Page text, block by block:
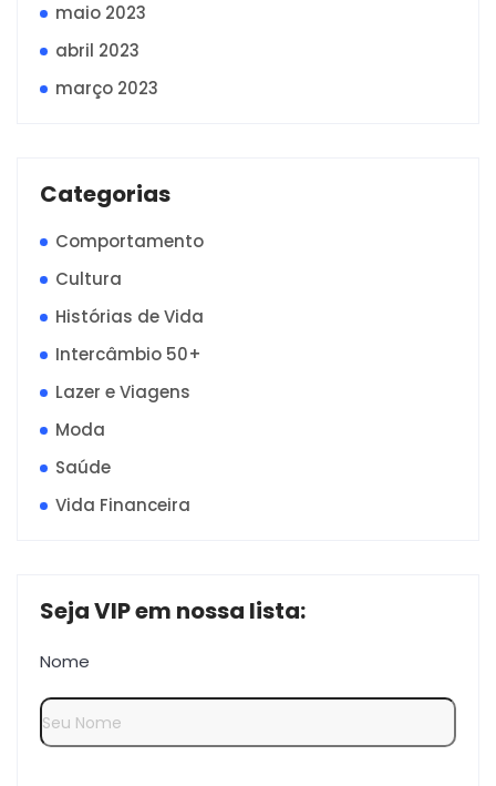
maio 2023
abril 2023
março 2023
Categorias
Comportamento
Cultura
Histórias de Vida
Intercâmbio 50+
Lazer e Viagens
Moda
Saúde
Vida Financeira
Seja VIP em nossa lista:
Nome